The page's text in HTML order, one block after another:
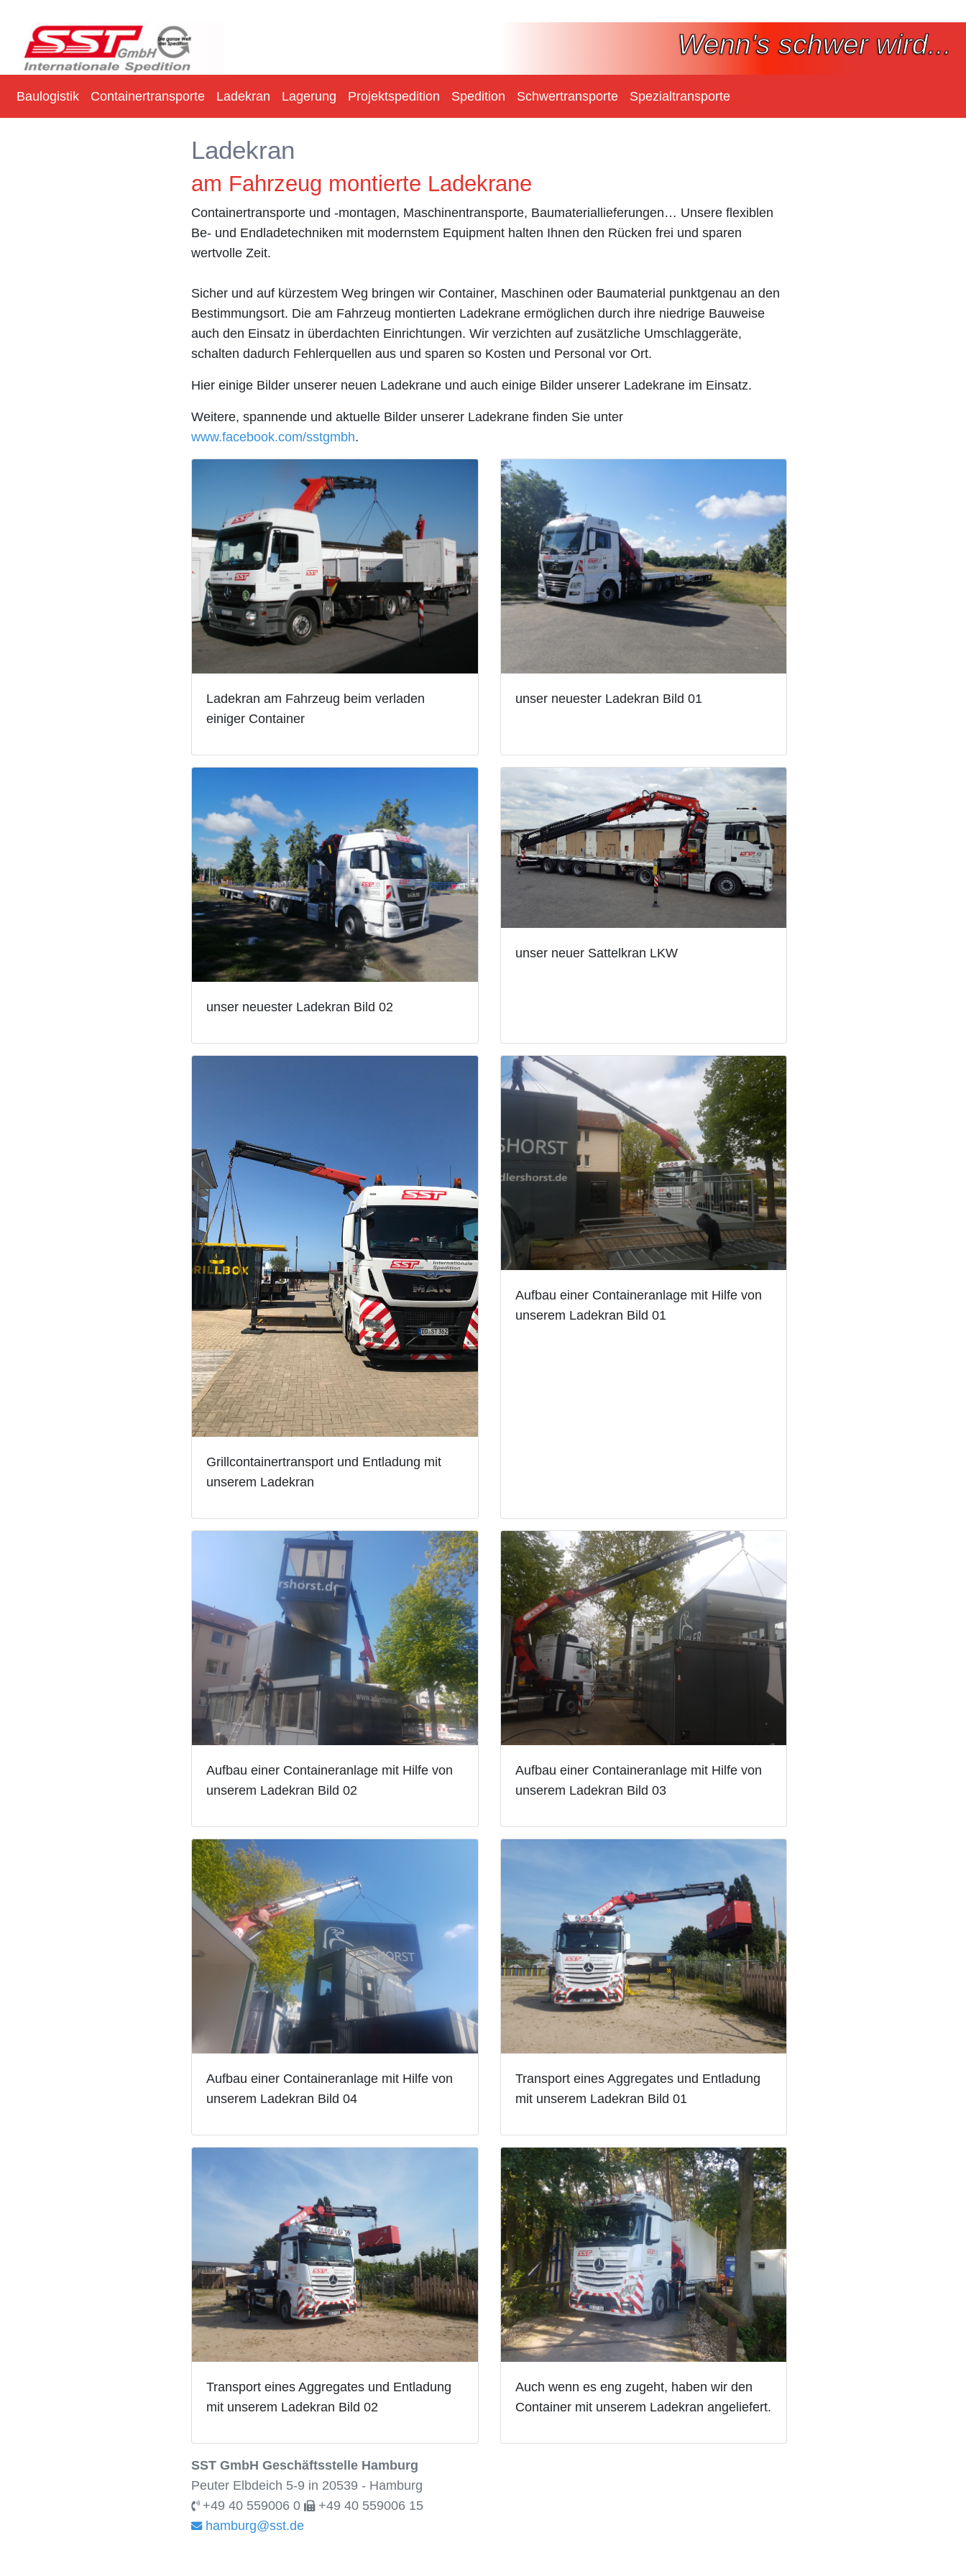
Wenn's schwer wird...
Baulogistik Containertransporte Ladekran Lagerung Projektspedition Spedition Schwertransporte Spezialtransporte
Ladekran
am Fahrzeug montierte Ladekrane
Containertransporte und -montagen, Maschinentransporte, Baumateriallieferungen… Unsere flexiblen
Be- und Endladetechniken mit modernstem Equipment halten Ihnen den Rücken frei und sparen
wertvolle Zeit.
Sicher und auf kürzestem Weg bringen wir Container, Maschinen oder Baumaterial punktgenau an den
Bestimmungsort. Die am Fahrzeug montierten Ladekrane ermöglichen durch ihre niedrige Bauweise
auch den Einsatz in überdachten Einrichtungen. Wir verzichten auf zusätzliche Umschlaggeräte,
schalten dadurch Fehlerquellen aus und sparen so Kosten und Personal vor Ort.
Hier einige Bilder unserer neuen Ladekrane und auch einige Bilder unserer Ladekrane im Einsatz.
Weitere, spannende und aktuelle Bilder unserer Ladekrane finden Sie unter
www.facebook.com/sstgmbh.
Ladekran am Fahrzeug beim verladen
einiger Container
unser neuester Ladekran Bild 01
unser neuester Ladekran Bild 02
unser neuer Sattelkran LKW
Grillcontainertransport und Entladung mit
unserem Ladekran
Aufbau einer Containeranlage mit Hilfe von
unserem Ladekran Bild 01
Aufbau einer Containeranlage mit Hilfe von
unserem Ladekran Bild 02
Aufbau einer Containeranlage mit Hilfe von
unserem Ladekran Bild 03
Aufbau einer Containeranlage mit Hilfe von
unserem Ladekran Bild 04
Transport eines Aggregates und Entladung
mit unserem Ladekran Bild 01
Transport eines Aggregates und Entladung
mit unserem Ladekran Bild 02
Auch wenn es eng zugeht, haben wir den
Container mit unserem Ladekran angeliefert.
SST GmbH Geschäftsstelle Hamburg
Peuter Elbdeich 5-9 in 20539 - Hamburg
+49 40 559006 0
+49 40 559006 15
hamburg@sst.de